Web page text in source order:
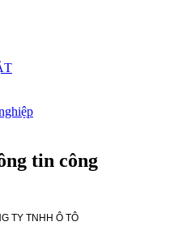
tin công
TY TNHH Ô TÔ